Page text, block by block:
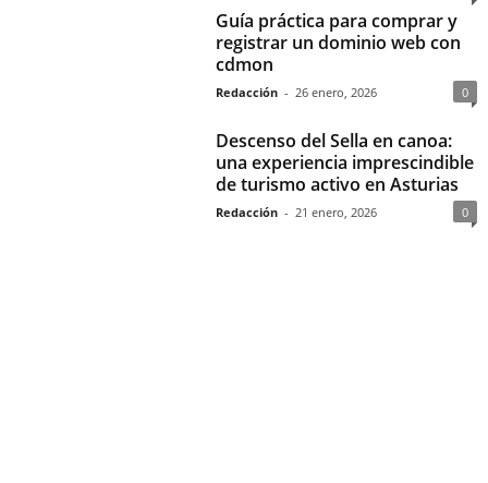
Guía práctica para comprar y
registrar un dominio web con
cdmon
Redacción - 26 enero, 2026 0
Descenso del Sella en canoa:
una experiencia imprescindible
de turismo activo en Asturias
Redacción - 21 enero, 2026 0